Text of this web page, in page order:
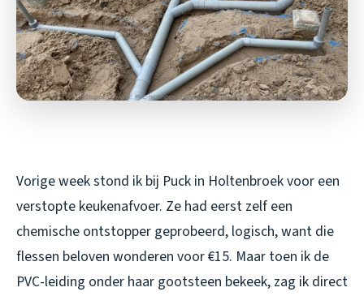
Vorige week stond ik bij Puck in Holtenbroek voor een
verstopte keukenafvoer. Ze had eerst zelf een
chemische ontstopper geprobeerd, logisch, want die
flessen beloven wonderen voor €15. Maar toen ik de
PVC-leiding onder haar gootsteen bekeek, zag ik direct